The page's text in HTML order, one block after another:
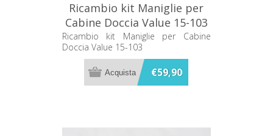
Ricambio kit Maniglie per
Cabine Doccia Value 15-103
Ricambio kit Maniglie per Cabine
Doccia Value 15-103
€59,90